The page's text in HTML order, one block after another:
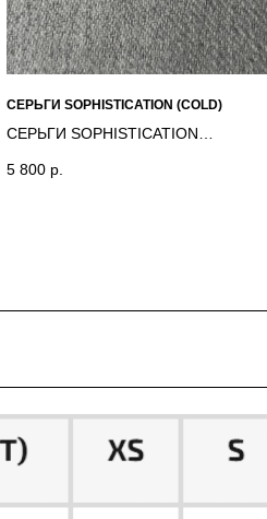
СЕРЬГИ SOPHISTICATION (COLD)
СЕРЬГИ SOPHISTICATION
5 800 р.